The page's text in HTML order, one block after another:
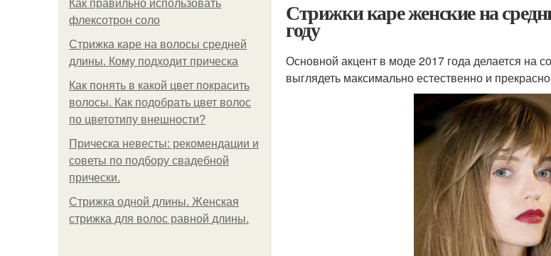
Как правильно использовать
флексотрон соло
Стрижка каре на волосы средней
длины. Кому подходит прическа
Как понять в какой цвет покрасить
волосы. Как подобрать цвет волос
по цветотипу внешности?
Прическа невесты: рекомендации и
советы по подбору свадебной
прически.
Стрижка одной длины. Женская
стрижка для волос равной длины.
Стрижки каре женские на
году
Основной акцент в моде 2017 года делается на
выглядеть максимально естественно и